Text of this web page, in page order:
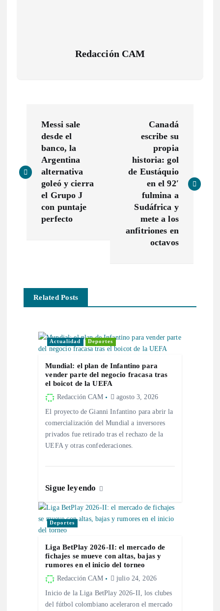
Redacción CAM
v
ó
Messi sale
desde el
banco, la
Argentina
alternativa
goleó y cierra
el Grupo J
con puntaje
perfecto
Canadá
escribe su
propia
historia: gol
de Eustáquio
en el 92′
fulmina a
Sudáfrica y
mete a los
anfitriones en
octavos
Related Posts
Actualidad Deportes
Mundial: el plan de Infantino para
vender parte del negocio fracasa tras
el boicot de la UEFA
Redacción CAM agosto 3, 2026
El proyecto de Gianni Infantino para abrir la
comercialización del Mundial a inversores
privados fue retirado tras el rechazo de la
UEFA y otras confederaciones.
Sigue leyendo
Deportes
Liga BetPlay 2026-II: el mercado de
fichajes se mueve con altas, bajas y
rumores en el inicio del torneo
Redacción CAM julio 24, 2026
Inicio de la Liga BetPlay 2026-II, los clubes
del fútbol colombiano aceleraron el mercado